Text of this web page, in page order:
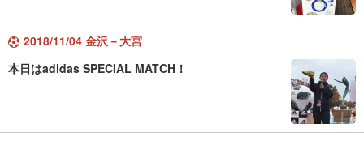
2018/11/04 金沢－大宮
本日はadidas SPECIAL MATCH！